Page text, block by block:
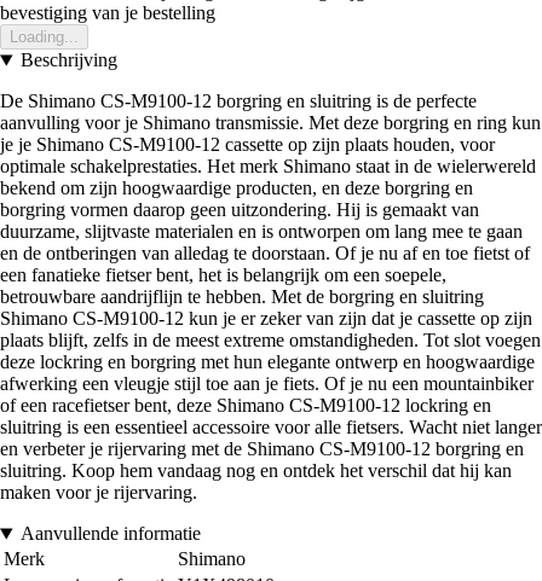
bevestiging van je bestelling
Loading...
Beschrijving
De Shimano CS-M9100-12 borgring en sluitring is de perfecte
aanvulling voor je Shimano transmissie. Met deze borgring en ring kun
je je Shimano CS-M9100-12 cassette op zijn plaats houden, voor
optimale schakelprestaties. Het merk Shimano staat in de wielerwereld
bekend om zijn hoogwaardige producten, en deze borgring en
borgring vormen daarop geen uitzondering. Hij is gemaakt van
duurzame, slijtvaste materialen en is ontworpen om lang mee te gaan
en de ontberingen van alledag te doorstaan. Of je nu af en toe fietst of
een fanatieke fietser bent, het is belangrijk om een soepele,
betrouwbare aandrijflijn te hebben. Met de borgring en sluitring
Shimano CS-M9100-12 kun je er zeker van zijn dat je cassette op zijn
plaats blijft, zelfs in de meest extreme omstandigheden. Tot slot voegen
deze lockring en borgring met hun elegante ontwerp en hoogwaardige
afwerking een vleugje stijl toe aan je fiets. Of je nu een mountainbiker
of een racefietser bent, deze Shimano CS-M9100-12 lockring en
sluitring is een essentieel accessoire voor alle fietsers. Wacht niet langer
en verbeter je rijervaring met de Shimano CS-M9100-12 borgring en
sluitring. Koop hem vandaag nog en ontdek het verschil dat hij kan
maken voor je rijervaring.
Aanvullende informatie
Merk
Shimano